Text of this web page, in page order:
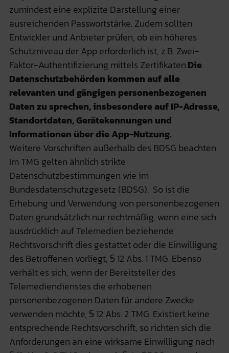
zumindest eine explizite Darstellung einer
ausreichenden Passwortstärke. Zudem sollten
Entwickler und Anbieter prüfen, ob ein höheres
Schutzniveau der App erforderlich ist, z.B. Zwei-
Faktor-Authentifizierung mittels Zertifikaten.Die
Datenschutzbehörden kommen auf alle
relevanten und gängigen personenbezogenen
Daten zu sprechen, insbesondere auf IP-Adresse,
Standortdaten, Gerätekennungen und
Informationen über die App-Nutzung.
Weitere Vorschriften außerhalb des BDSG beachten
Im TMG gelten ähnlich strikte
Datenschutzbestimmungen wie im
Bundesdatenschutzgesetz (BDSG). So ist die
Erhebung und Verwendung von personenbezogenen
Daten grundsätzlich nur rechtmäßig, wenn eine sich
ausdrücklich auf Telemedien beziehende
Rechtsvorschrift dies gestattet oder die Einwilligung
des Betroffenen vorliegt, § 12 Abs. 1 TMG. Ebenso
verhält es sich, wenn der Bereitsteller des
Telemediendienstes die erhobenen
personenbezogenen Daten für andere Zwecke
verwenden möchte, § 12 Abs. 2 TMG. Existiert keine
entsprechende Rechtsvorschrift, so richten sich die
Anforderungen an eine wirksame Einwilligung nach